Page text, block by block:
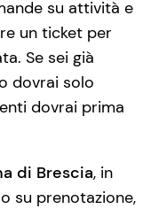
su attività e
un ticket per
Se sei già
dovrai solo
dovrai prima
di Brescia, in
su prenotazione,